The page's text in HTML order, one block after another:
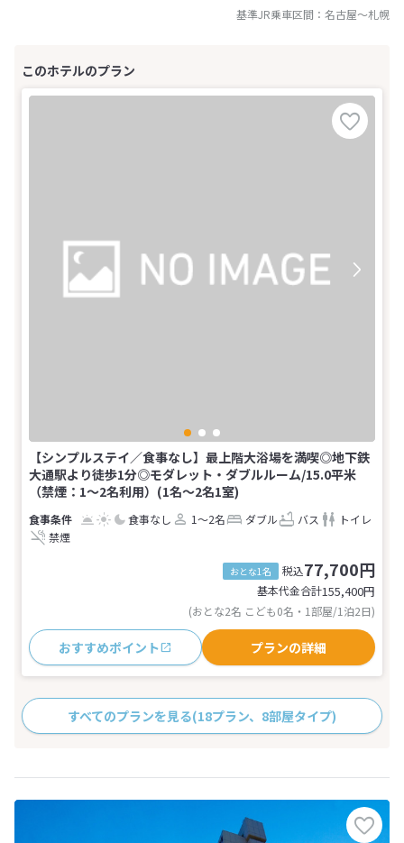
基準JR乗車区間： 名古屋～札幌
【シンプルステイ／食事なし】最上階大浴場を満喫◎地下鉄
大通駅より徒歩1分◎モダレット・ダブルルーム/15.0平米
（禁煙：1～2名利用）(1名～2名1室)
食事なし 1～2名 ダブル バス
トイレ
禁煙
おとな1名 税込77,700円
基本代金合計155,400円
(おとな2名 こども0名・1部屋/1泊2日)
おすすめポイント プランの詳細
すべてのプランを見る(18プラン、8部屋タイプ)